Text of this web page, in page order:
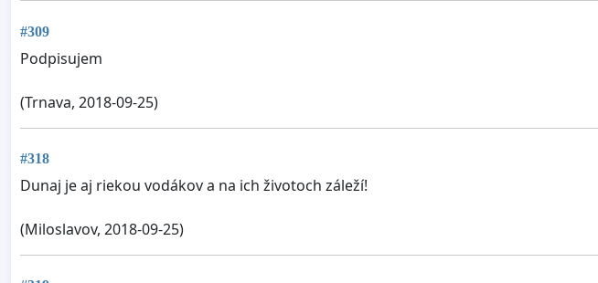
#309
Podpisujem
(Trnava, 2018-09-25)
#318
Dunaj je aj riekou vodákov a na ich životoch záleží!
(Miloslavov, 2018-09-25)